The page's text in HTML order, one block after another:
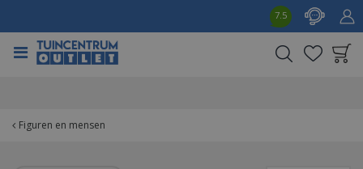
Figuren en mensen
7.5